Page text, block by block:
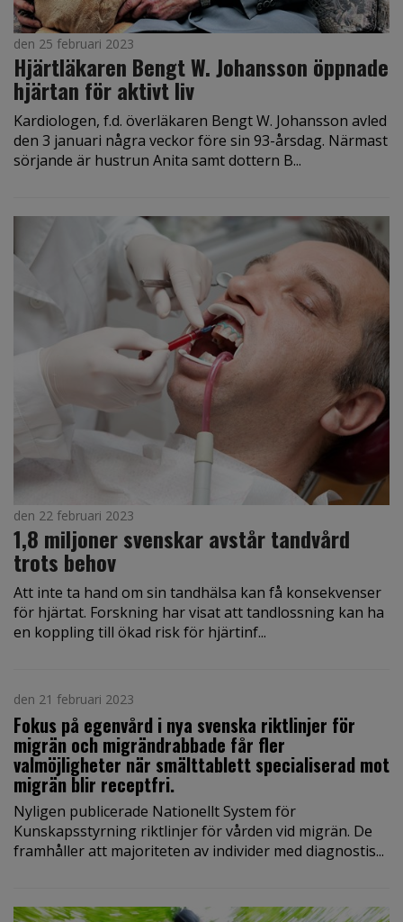
den 25 februari 2023
Hjärtläkaren Bengt W. Johansson öppnade
hjärtan för aktivt liv
Kardiologen, f.d. överläkaren Bengt W. Johansson avled
den 3 januari några veckor före sin 93-årsdag. Närmast
sörjande är hustrun Anita samt dottern B...
den 22 februari 2023
1,8 miljoner svenskar avstår tandvård
trots behov
Att inte ta hand om sin tandhälsa kan få konsekvenser
för hjärtat. Forskning har visat att tandlossning kan ha
en koppling till ökad risk för hjärtinf...
den 21 februari 2023
Fokus på egenvård i nya svenska riktlinjer för
migrän och migrändrabbade får fler
valmöjligheter när smälttablett specialiserad mot
migrän blir receptfri.
Nyligen publicerade Nationellt System för
Kunskapsstyrning riktlinjer för vården vid migrän. De
framhåller att majoriteten av individer med diagnostis...